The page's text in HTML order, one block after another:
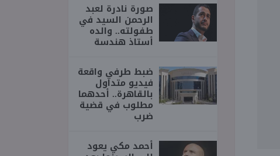
صورة نادرة لعبد
الرحمن السيد في
طفولته.. والده
أستاذ هندسة
ضبط طرفي واقعة
فيديو متداول
بالقاهرة.. أحدهما
مطلوب في قضية
ضرب
أحمد مكي يعود